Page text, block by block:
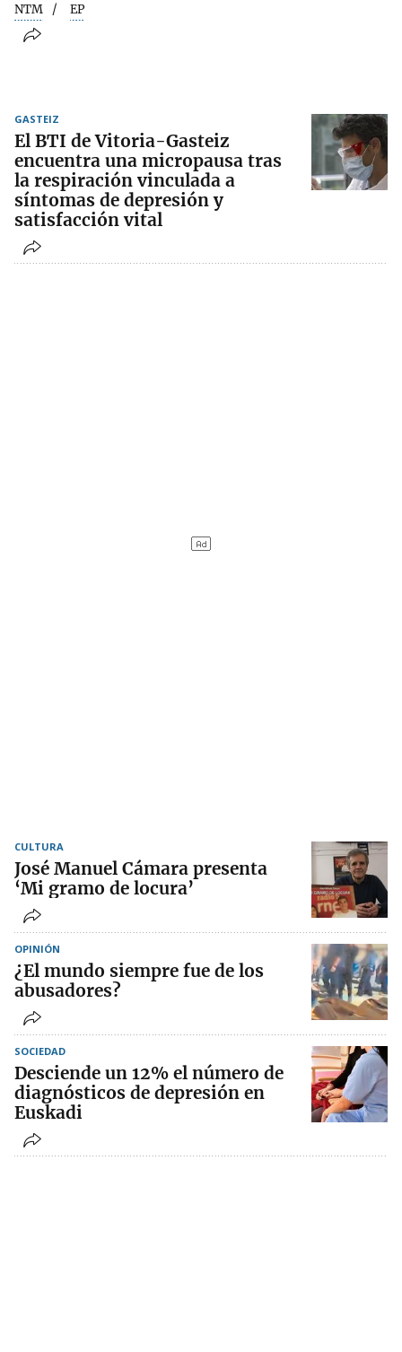
NTM EP
GASTEIZ
El BTI de Vitoria-Gasteiz
encuentra una micropausa tras
la respiración vinculada a
síntomas de depresión y
satisfacción vital
CULTURA
José Manuel Cámara presenta
‘Mi gramo de locura’
OPINIÓN
¿El mundo siempre fue de los
abusadores?
SOCIEDAD
Desciende un 12% el número de
diagnósticos de depresión en
Euskadi